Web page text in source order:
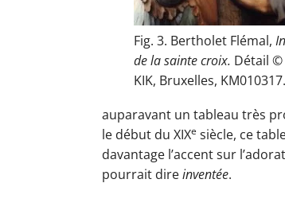
Fig. 3. Bertholet Flémal,
de la sainte croix. Détail ©
KIK, Bruxelles, KM010317.
auparavant un tableau très
le début du XIXe siècle, ce
davantage l’accent sur
pourrait direinventée.